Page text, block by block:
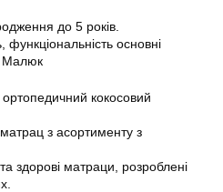
до 5 років.
функціональність основні
Малюк
кокосовий
з асортименту з
та здорові матраци, розроблені